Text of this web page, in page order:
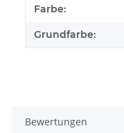
Farbe:
Grundfarbe:
Bewertungen